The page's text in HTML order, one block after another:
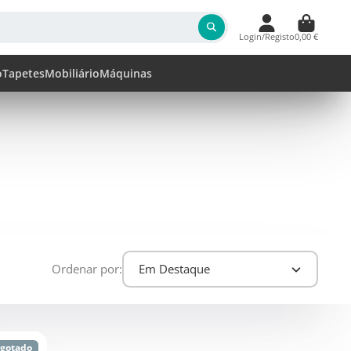
Login/Registo0,00 €
TapetesMobiliárioMáquinas
Ordenar por: Em Destaque